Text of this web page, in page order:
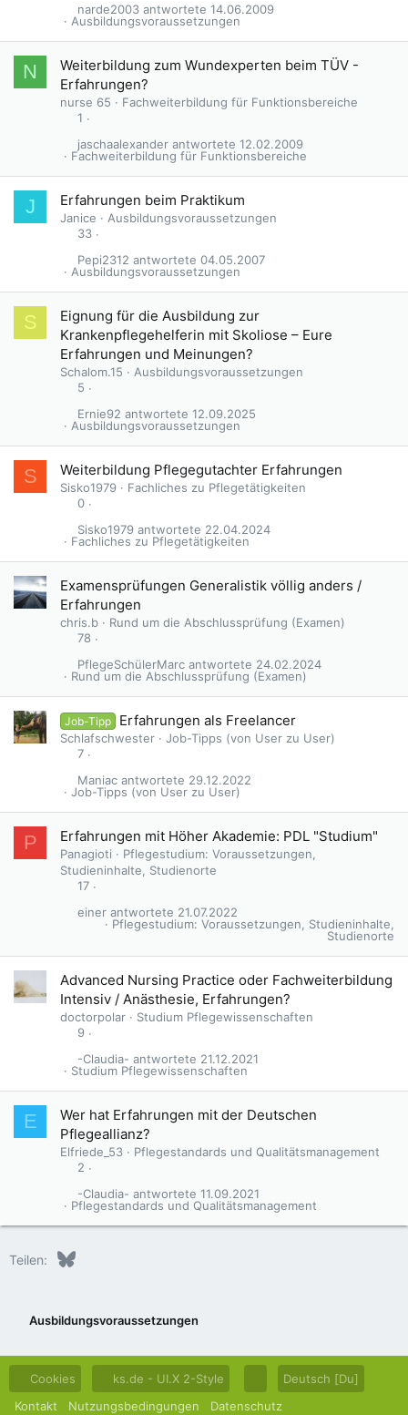
Ausbildungsvoraussetzungen
14.06.2009
narde2003
N
Weiterbildung zum Wundexperten beim TÜV -
Erfahrungen?
nurse 65
Fachweiterbildung für Funktionsbereiche
1
Fachweiterbildung für Funktionsbereiche
12.02.2009
jaschaalexander
J Erfahrungen beim Praktikum
Janice
Ausbildungsvoraussetzungen
33
Ausbildungsvoraussetzungen
04.05.2007
Pepi2312
S
Eignung für die Ausbildung zur
Krankenpflegehelferin mit Skoliose – Eure
Erfahrungen und Meinungen?
Schalom.15
Ausbildungsvoraussetzungen
5
Ausbildungsvoraussetzungen
12.09.2025
Ernie92
S Weiterbildung Pflegegutachter Erfahrungen
Sisko1979
Fachliches zu Pflegetätigkeiten
0
Fachliches zu Pflegetätigkeiten
22.04.2024
Sisko1979
Examensprüfungen Generalistik völlig anders /
Erfahrungen
chris.b
Rund um die Abschlussprüfung (Examen)
78
Rund um die Abschlussprüfung (Examen)
24.02.2024
PflegeSchülerMarc
Job-Tipp Erfahrungen als Freelancer
Schlafschwester
Job-Tipps (von User zu User)
7
Job-Tipps (von User zu User)
29.12.2022
Maniac
P Erfahrungen mit Höher Akademie: PDL "Studium"
Panagioti
Pflegestudium: Voraussetzungen,
Studieninhalte, Studienorte
17
Pflegestudium: Voraussetzungen, Studieninhalte,
Studienorte
21.07.2022
einer
Advanced Nursing Practice oder Fachweiterbildung
Intensiv / Anästhesie, Erfahrungen?
doctorpolar
Studium Pflegewissenschaften
9
Studium Pflegewissenschaften
21.12.2021
-Claudia-
E
Wer hat Erfahrungen mit der Deutschen
Pflegeallianz?
Elfriede_53
Pflegestandards und Qualitätsmanagement
2
Pflegestandards und Qualitätsmanagement
11.09.2021
-Claudia-
Teilen: Bluesky
Ausbildungsvoraussetzungen
Cookies ks.de - UI.X 2-Style
Deutsch [Du]
Kontakt
Nutzungsbedingungen Datenschutz